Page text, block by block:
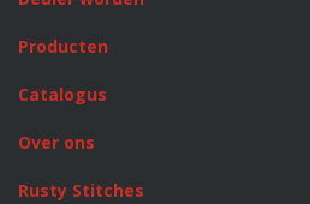
Producten
Catalogus
Over ons
Rusty Stitches